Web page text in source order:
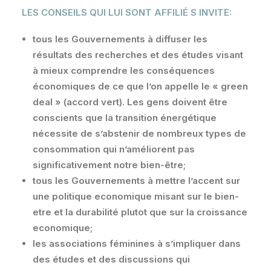
LES CONSEILS QUI LUI SONT AFFILIÉ S INVITE:
tous les Gouvernements à diffuser les
résultats des recherches et des études visant
à mieux comprendre les conséquences
économiques de ce que l’on appelle le « green
deal » (accord vert). Les gens doivent être
conscients que la transition énergétique
nécessite de s’abstenir de nombreux types de
consommation qui n’améliorent pas
significativement notre bien-être;
tous les Gouvernements à mettre l’accent sur
une politique economique misant sur le bien-
etre et la durabilité plutot que sur la croissance
economique;
les associations féminines à s’impliquer dans
des études et des discussions qui